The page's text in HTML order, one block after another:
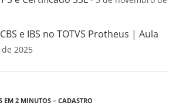
e IBS no TOTVS Protheus | Aula
2025
EM 2 MINUTOS – CADASTRO